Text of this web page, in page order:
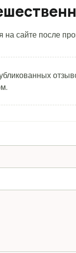
на сайте после